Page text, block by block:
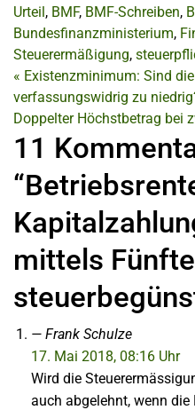
Urteil, BMF, BMF-Schreiben,
Bundesfinanzministerium,
Steuerermäßigung,
« Existenzminimum: Sind
verfassungswidrig zu
Doppelter Höchstbetrag bei
11
mittels
Frank Schulze
17. Mai 2018, 08:16 Uhr
Wird die
auch abgelehnt, wenn